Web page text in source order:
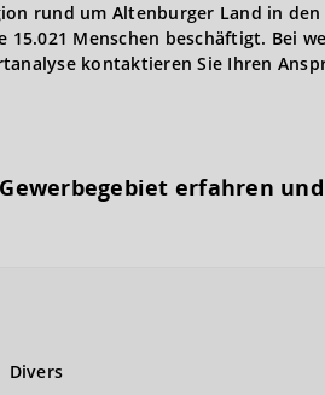
rund um Altenburger Land in
15.021 Menschen beschäftigt. Bei
kontaktieren Sie Ihren
erfahren
Divers